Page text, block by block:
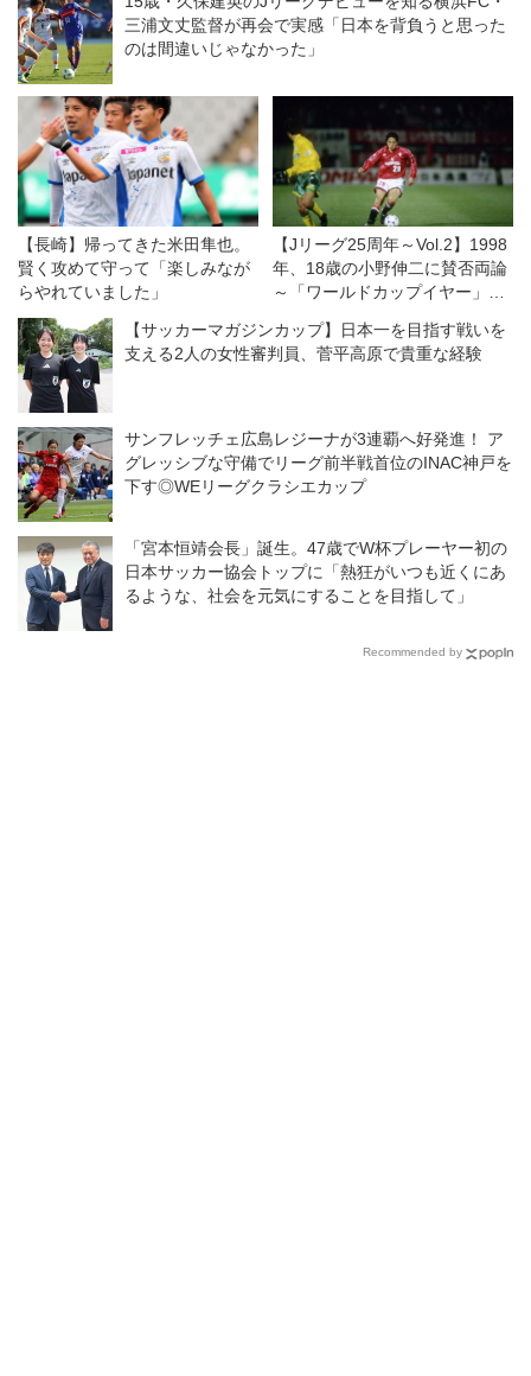
三浦文丈監督が再会で実感「日本を背負うと思った
のは間違いじゃなかった」
【長崎】帰ってきた米田隼也。
賢く攻めて守って「楽しみなが
らやれていました」
【Jリーグ25周年～Vol.2】1998
年、18歳の小野伸二に賛否両論
～「ワールドカップイヤー」に
【サッカーマガジンカップ】日本一を目指す戦いを
支える2人の女性審判員、菅平高原で貴重な経験
サンフレッチェ広島レジーナが3連覇へ好発進！ ア
グレッシブな守備でリーグ前半戦首位のINAC神戸を
下す◎WEリーグクラシエカップ
「宮本恒靖会長」誕生。47歳でW杯プレーヤー初の
日本サッカー協会トップに「熱狂がいつも近くにあ
るような、社会を元気にすることを目指して」
Recommended by